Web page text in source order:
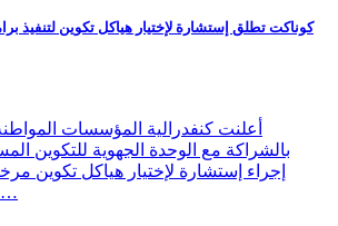
كوناكت تطلق إستشارة لإختيار هياكل تكوين لتنفيذ
أعلنت كنفدرالية المؤسسات
بالشراكة مع الوحدة الجهوية للتكوين
إجراء إستشارة لإختيار هياكل تكوين
التكوين المستمر، في…